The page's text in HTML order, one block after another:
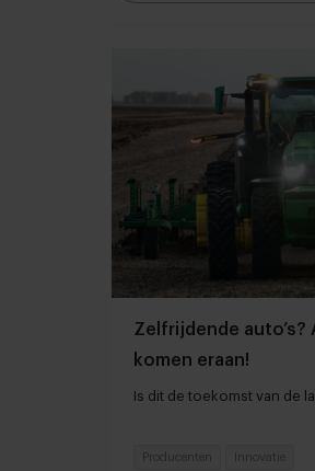
Zelfrijdende
komen eraan!
Is dit de toekomst van de
Producenten Innovatie